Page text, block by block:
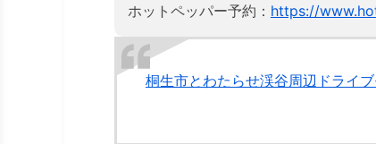
ホットペッパー予約： https://
桐生市とわたらせ渓谷周辺ドライ